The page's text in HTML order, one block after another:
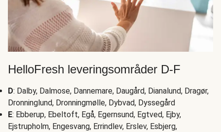
HelloFresh leveringsområder D-F
D: Dalby, Dalmose, Dannemare, Daugård, Dianalund, Dragør,
Dronninglund, Dronningmølle, Dybvad, Dyssegård
E: Ebberup, Ebeltoft, Egå, Egernsund, Egtved, Ejby,
Ejstrupholm, Engesvang, Errindlev, Erslev, Esbjerg,